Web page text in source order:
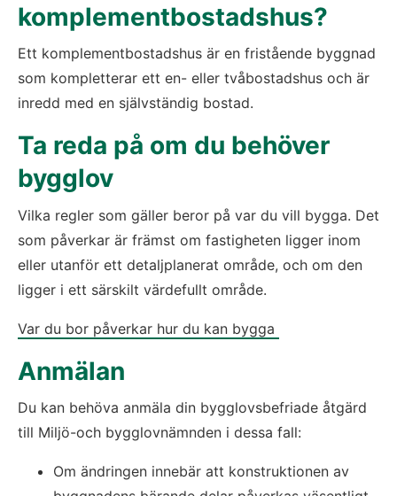
komplementbostadshus?
Ett komplementbostadshus är en fristående byggnad
som kompletterar ett en- eller tvåbostadshus och är
inredd med en självständig bostad.
Ta reda på om du behöver
bygglov
Vilka regler som gäller beror på var du vill bygga. Det
som påverkar är främst om fastigheten ligger inom
eller utanför ett detaljplanerat område, och om den
ligger i ett särskilt värdefullt område.
Var du bor påverkar hur du kan bygga
Anmälan
Du kan behöva anmäla din bygglovsbefriade åtgärd
till Miljö-och bygglovnämnden i dessa fall:
Om ändringen innebär att konstruktionen av